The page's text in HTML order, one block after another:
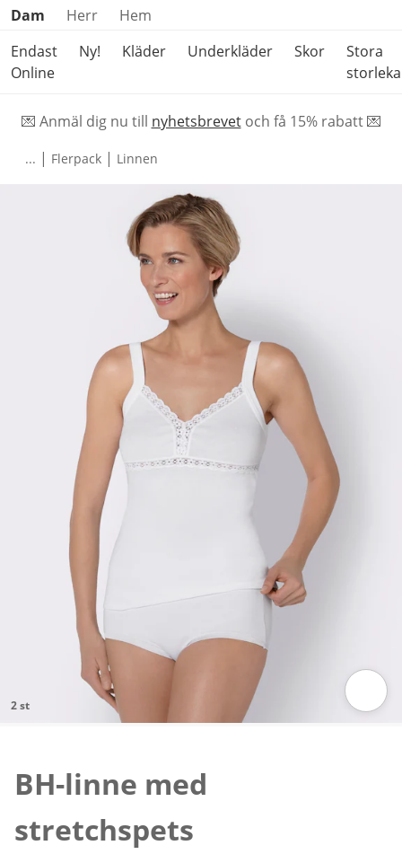
Hoppa över produktkategorier
Dam Herr
Hem
Endast
Online
Ny! Kläder Underkläder Skor
Stora
💌 Anmäl dig nu till nyhetsbrevetoch få 15% rabatt 💌
... | Flerpack | Linnen
2 st
BH-linne med
stretchspets